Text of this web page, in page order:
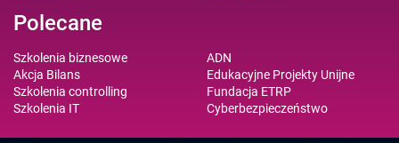
Polecane
Szkolenia biznesowe
Akcja Bilans
Szkolenia controlling
Szkolenia IT
ADN
Edukacyjne Projekty Unijne
Fundacja ETRP
Cyberbezpieczeństwo